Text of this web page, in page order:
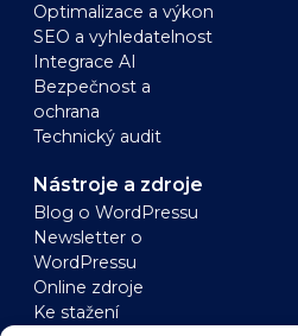
Optimalizace a výkon
SEO a vyhledatelnost
Integrace AI
Bezpečnost a
ochrana
Technický audit
Nástroje a zdroje
Blog o WordPressu
Newsletter o
WordPressu
Online zdroje
Ke stažení